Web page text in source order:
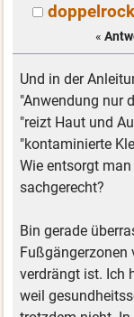
doppelrock
«
Und in der
"Anwendung nur
"reizt Haut und
"kontaminierte
Wie entsorgt
sachgerecht?
Bin gerade
Fußgängerzonen
verdrängt ist. Ich
weil